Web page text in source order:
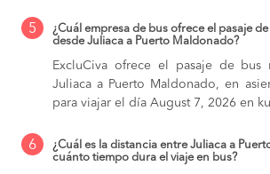
5
¿Cuál empresa de bus ofrece el pasaje
desde Juliaca a Puerto Maldonado?
ExcluCiva ofrece el pasaje de bus
Juliaca a Puerto Maldonado, en
para viajar el día August 7, 2026 en
6
¿Cuál es la distancia entre Juliaca a
cuánto tiempo dura el viaje en bus?